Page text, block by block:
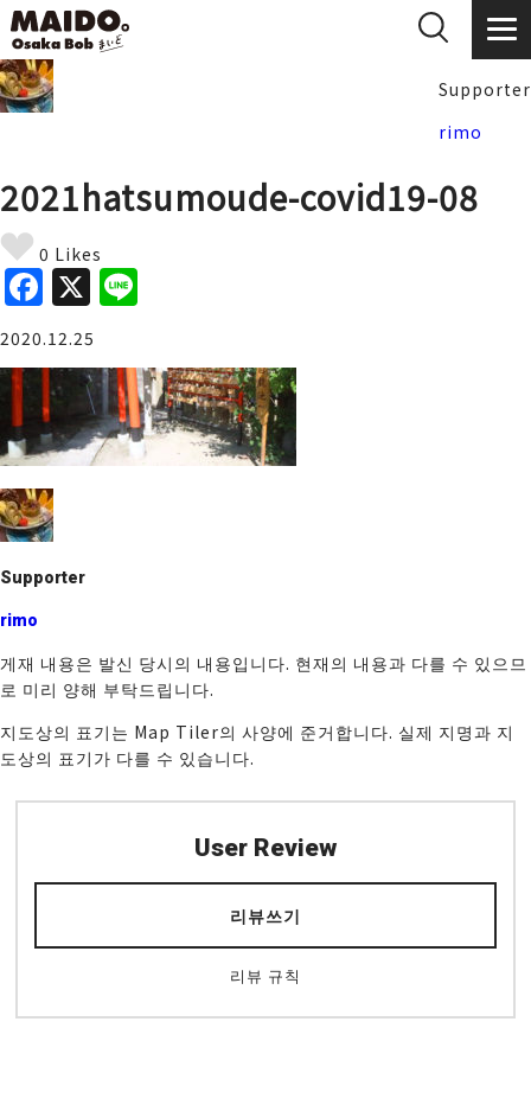
Supporter
rimo
2021hatsumoude-covid19-08
0 Likes
F
a
c
e
b
o
o
k
X
e
2020.12.25
Supporter
rimo
게재 내용은 발신 당시의 내용입니다. 현재의 내용과 다를 수 있으므
로 미리 양해 부탁드립니다.
지도상의 표기는 Map Tiler의 사양에 준거합니다. 실제 지명과 지
도상의 표기가 다를 수 있습니다.
User Review
리뷰쓰기
리뷰 규칙